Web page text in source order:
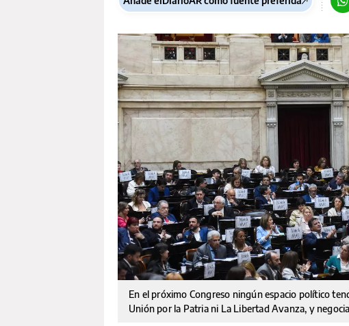
En el próximo Congreso ningún espacio político
Unión por la Patria ni La Libertad Avanza, y